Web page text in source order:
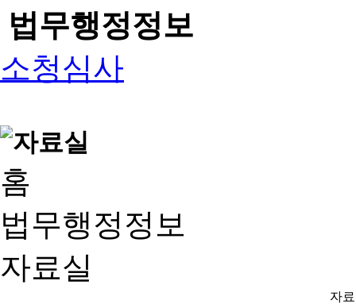
법무행정정보
소청심사
홈
법무행정정보
자료실
자